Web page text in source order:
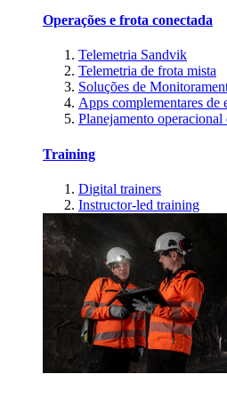
Operações e frota conectada
Telemetria Sandvik
Telemetria de frota mista
Soluções de
Apps complementares de
Planejamento
Training
Digital trainers
Instructor-led training